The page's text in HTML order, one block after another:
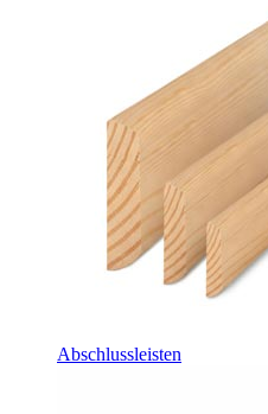
Abschlussleisten